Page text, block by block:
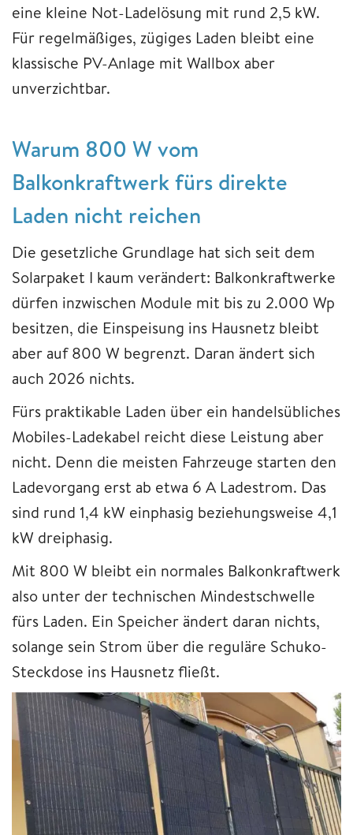
eine kleine Not-Ladelösung mit rund 2,5 kW.
Für regelmäßiges, zügiges Laden bleibt eine
klassische PV-Anlage mit Wallbox aber
unverzichtbar.
Warum 800 W vom
Balkonkraftwerk fürs direkte
Laden nicht reichen
Die gesetzliche Grundlage hat sich seit dem
Solarpaket I kaum verändert: Balkonkraftwerke
dürfen inzwischen Module mit bis zu 2.000 Wp
besitzen, die Einspeisung ins Hausnetz bleibt
aber auf 800 W begrenzt. Daran ändert sich
auch 2026 nichts.
Fürs praktikable Laden über ein handelsübliches
Mobiles-Ladekabel reicht diese Leistung aber
nicht. Denn die meisten Fahrzeuge starten den
Ladevorgang erst ab etwa 6 A Ladestrom. Das
sind rund 1,4 kW einphasig beziehungsweise 4,1
kW dreiphasig.
Mit 800 W bleibt ein normales Balkonkraftwerk
also unter der technischen Mindestschwelle
fürs Laden. Ein Speicher ändert daran nichts,
solange sein Strom über die reguläre Schuko-
Steckdose ins Hausnetz fließt.